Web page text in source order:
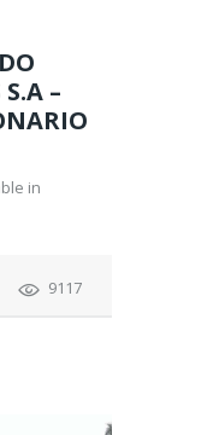
–
in
9117